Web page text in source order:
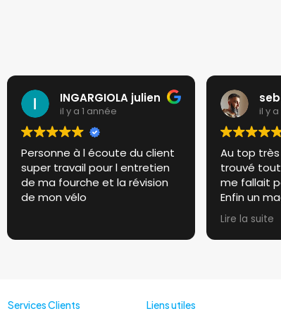
INGARGIOLA julien
il y a 1 année
Personne à l écoute du client
super travail pour l entretien
de ma fourche et la révision
de mon vélo
il y
Au top
trouvé
me fallait
Enfin un
stock et
Je
Lire la suite
Services Clients Liens utiles